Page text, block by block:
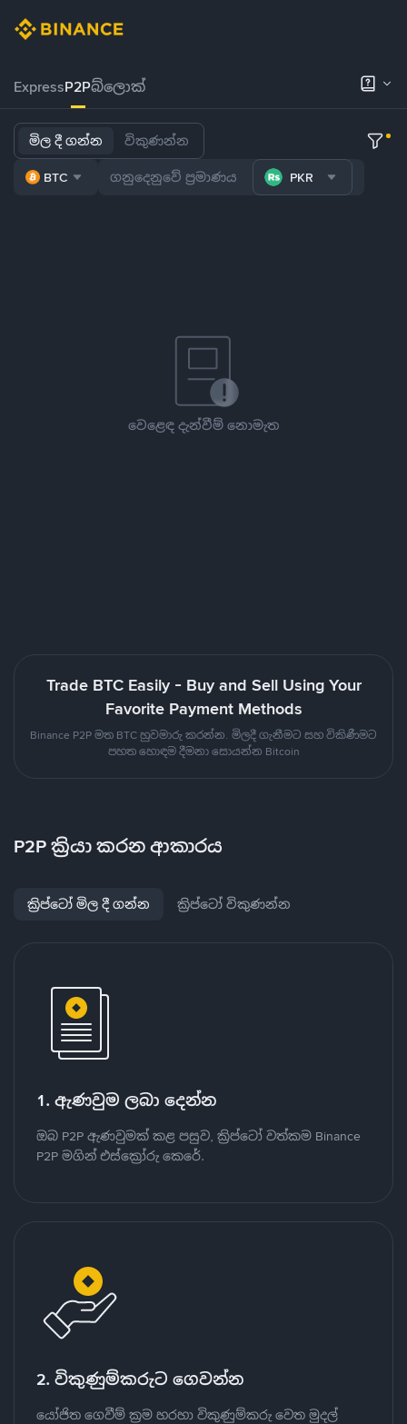
ExpressP2Pබ්ලොක්
මිල දී ගන්න විකුණන්න
BTC PKR
වෙළෙඳ දැන්වීම් නොමැත
Trade BTC Easily - Buy and Sell Using Your
Favorite Payment Methods
Binance P2P මත BTC හුවමාරු කරන්න. මිලදී ගැනීමට සහ විකිණීමට
පහත හොඳම දීමනා සොයන්න Bitcoin
P2P ක්‍රියා කරන ආකාරය
ක්‍රිප්ටෝ මිල දී ගන්න ක්‍රිප්ටෝ විකුණන්න
1. ඇණවුම ලබා දෙන්න
ඔබ P2P ඇණවුමක් කළ පසුව, ක්‍රිප්ටෝ වත්කම Binance
P2P මගින් එස්ක්‍රෝරු කෙරේ.
2. විකුණුම්කරුට ගෙවන්න
යෝජිත ගෙවීම් ක්‍රම හරහා විකුණුම්කරු වෙත මුදල්